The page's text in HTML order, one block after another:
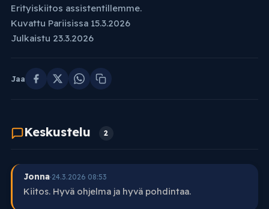
Erityiskiitos assistentillemme.
Kuvattu Pariisissa 15.3.2026
Julkaistu 23.3.2026
Jaa
Keskustelu 2
Jonna·24.3.2026 08:53
Kiitos. Hyvä ohjelma ja hyvä pohdintaa.